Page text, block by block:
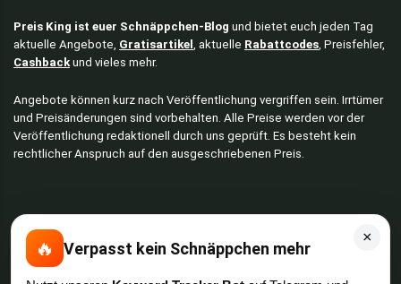
Preis King ist euer Schnäppchen-Blog und bietet euch jeden Tag
aktuelle Angebote, Gratisartikel , aktuelle Rabattcodes, Preisfehler,
Cashbackund vieles mehr.
Angebote können kurz nach Veröffentlichung vergriffen sein. Irrtümer
und Preisänderungen sind vorbehalten. Alle Preise werden vor der
Veröffentlichung redaktionell durch uns geprüft. Es besteht kein
rechtlicher Anspruch auf den ausgeschriebenen Preis.
Schnäppchen & Angebote
Alle Schnäppchen
×
🔥 Verpasst kein Schnäppchen mehr